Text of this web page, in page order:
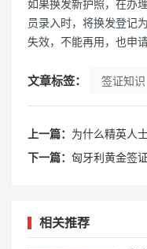
如果换发新护照，在办
员录入时，将换发登记
失效，不能再用，也申
文章标签： 签证知识
上一篇： 为什么精英人
下一篇： 匈牙利黄金签
相关推荐